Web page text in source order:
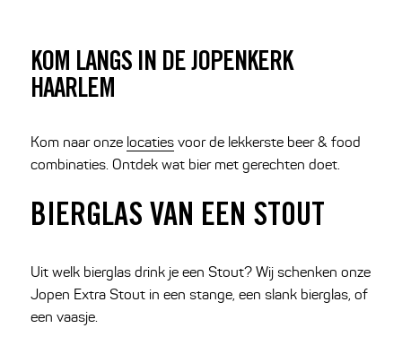
KOM LANGS IN DE JOPENKERK
HAARLEM
Kom naar onze locatiesvoor de lekkerste beer & food
combinaties. Ontdek wat bier met gerechten doet.
BIERGLAS VAN EEN STOUT
Uit welk bierglas drink je een Stout? Wij schenken onze
Jopen Extra Stout in een stange, een slank bierglas, of
een vaasje.